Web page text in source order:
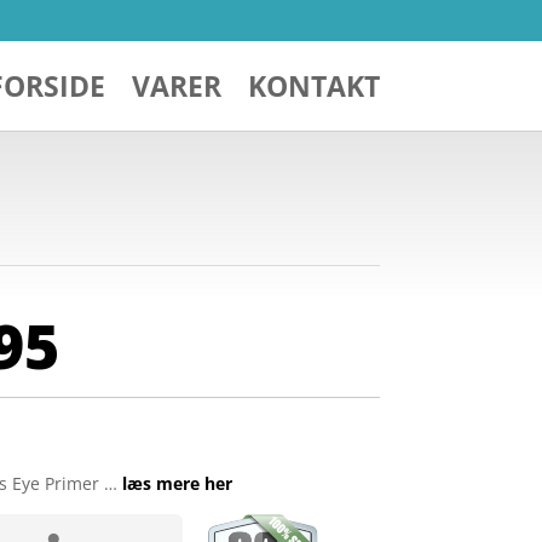
VARER KONTAKT
Eye Primer … læs mere her